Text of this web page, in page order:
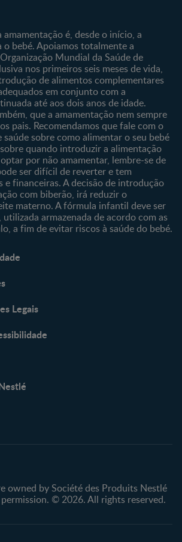
Comprar
Os nossos produtos
As nossas marcas
é, desde o início, a
bebé. Apoiamos totalmente a
Mundial da Saúde de
nos primeiros seis meses de vida,
de alimentos complementares
em conjunto com a
até aos dois anos de idade.
que a amamentação nem sempre
pais. Recomendamos que fale com o
sobre como alimentar o seu bebé
quando introduzir a alimentação
por não amamentar, lembre-se de
ser difícil de reverter e tem
e financeiras. A decisão de introdução
com biberão, irá reduzir o
materno. A fórmula infantil deve ser
armazenada de acordo com as
a fim de evitar riscos à saúde do bebé.
Legais
owned by Société des Produits Nestlé
© 2026. All rights reserved.